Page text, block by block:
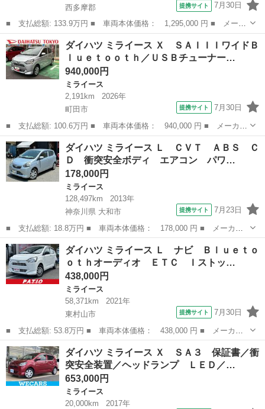
西多摩郡
提携サイト 7月30日
■ 支払総額: 133.9万円 ■ 車両本体価格： 1,295,000 円 ■ メーカ
ー名： ダイハツ ■ 車種名： ミライース ■ グレード名： Ｘ
ＳＡＩＩＩ 純正ナビ フルセグＴＶ ナビ連動前後ドラレコ ＥＴ
Ｃ ＣＤ...
東京 西多摩郡 ミライース
ダイハツ ミライース Ｘ ＳＡＩＩＩワイドＢ
ｌｕｅｔｏｏｔｈ／ＵＳＢチューナー…
940,000円
ミライース
2,191km
2026年
町田市
提携サイト 7月30日
■ 支払総額: 100.6万円 ■ 車両本体価格： 940,000 円 ■ メーカー
名： ダイハツ ■ 車種名： ミライース ■ グレード名： Ｘ Ｓ
ＡＩＩＩワイドＢｌｕｅｔｏｏｔｈ／ＵＳＢチューナー装備 保証
新車保証・...
東京 町田市 ミライース
ダイハツ ミライース Ｌ ＣＶＴ ＡＢＳ Ｃ
Ｄ 衝突安全ボディ エアコン パワ…
178,000円
ミライース
128,497km
2013年
神奈川県 大和市
提携サイト 7月23日
■ 支払総額: 18.8万円 ■ 車両本体価格： 178,000 円 ■ メーカー
名： ダイハツ ■ 車種名： ミライース ■ グレード名： Ｌ Ｃ
ＶＴ ＡＢＳ ＣＤ 衝突安全ボディ エアコン パワーステアリン
グ パワーウ...
神奈川 大和市 ミライース
ダイハツ ミライース Ｌ ナビ Ｂｌｕｅｔｏ
ｏｔｈオーディオ ＥＴＣ Ｉストッ…
438,000円
ミライース
58,371km
2021年
東村山市
提携サイト 7月30日
■ 支払総額: 53.8万円 ■ 車両本体価格： 438,000 円 ■ メーカー
名： ダイハツ ■ 車種名： ミライース ■ グレード名： Ｌ ナ
ビ Ｂｌｕｅｔｏｏｔｈオーディオ ＥＴＣ Ｉストップ キーレ
ス 取扱説明書...
東京 東村山市
ダイハツ ミライース Ｘ ＳＡ３ 保証書／衝
突安全装置／ヘッドランプ ＬＥＤ／…
653,000円
ミライース
20,000km
2017年